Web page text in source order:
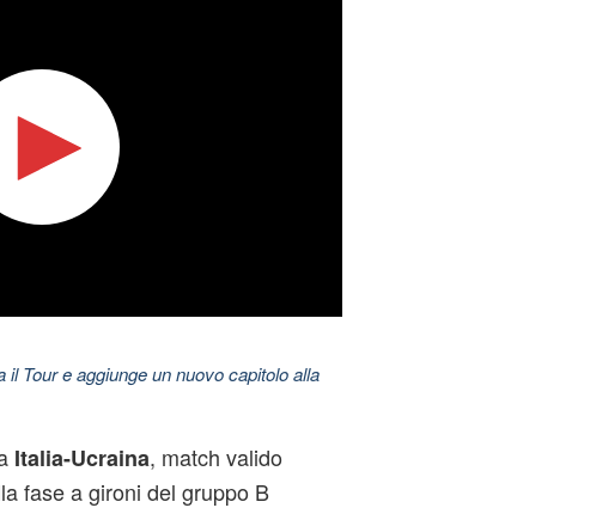
il Tour e aggiunge un nuovo capitolo alla
Italia-Ucraina, match valido
fase a gironi del gruppo B